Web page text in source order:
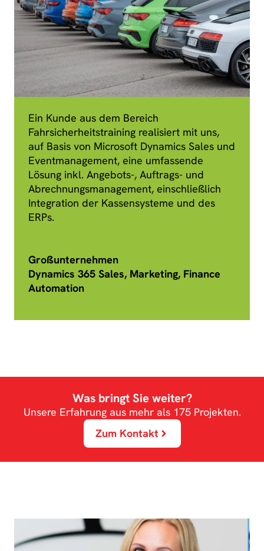
Ein Kunde aus dem Bereich
Fahrsicherheitstraining realisiert mit uns,
auf Basis von Microsoft Dynamics Sales und
Eventmanagement, eine umfassende
Lösung inkl. Angebots-, Auftrags- und
Abrechnungsmanagement, einschließlich
Integration der Kassensysteme und des
ERPs.
Großunternehmen
Dynamics 365 Sales, Marketing, Finance
Automation
Was bringt Sie weiter?
Unsere Erfahrung aus mehr als 175 Projekten.
Zum Kontakt